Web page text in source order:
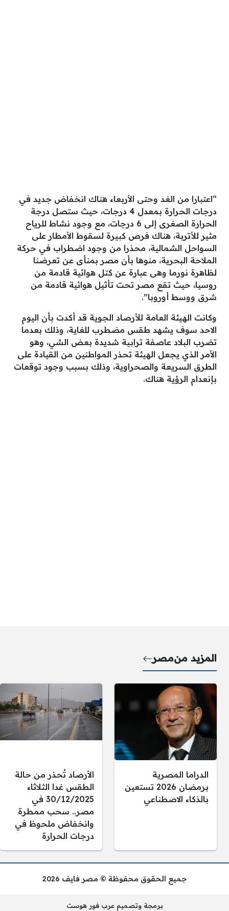
“اعتبارا من الغد وحتى الأربعاء هناك انخفاض جديد في
درجات الحرارة بمعدل 4 درجات، حيث ستصل درجة
الحرارة الصغرى إلى 6 درجات، مع وجود نشاط للرياح
مثير للأتربة، هناك فرص كبيرة لسقوط الأمطار على
السواحل الشمالية، محذرا من وجود اضطراب في حركة
الملاحة البحرية، منوها بأن مصر بمنأى عن تعرضنا
لظاهرة نورما وهى عبارة عن كتل هوائية قادمة من
روسيا، حيث تقع مصر تحت تأثيل هوائية قادمة من
شرق ووسط أوروبا”.
وكانت الهيئة العامة للأرصاد الجوية قد أكدت بأن اليوم
الاحد سوف يشهد طقس مضطرب للغاية، وذلك بعدما
تضرب البلاد عاصفة ترابية شديدة بعض الشي، وهو
الأمر الذي يجعل الهيئة تحذر المواطنين من القيادة على
الطرق السريعة والصحراوية، وذلك بسبب وجود توقعات
بإنعدام الرؤية هناك.
المزيد منمصر
الدراما المصرية
برمضان 2026 تستعين
بالذكاء الاصطناعي
الأرصاد تُحذر من حالة
الطقس غدا الثلاثاء
30/12/2025 في
مصر.. سحب ممطرة
وانخفاض ملحوظ في
درجات الحرارة
جميع الحقوق محفوظة © مصر فايف 2026
برمجة وتصميم عرب فور هوست